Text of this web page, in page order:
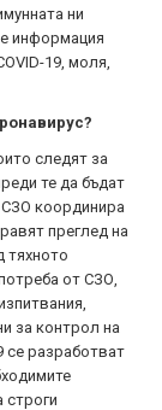
ни
информация
19, моля,
следят за
те да бъдат
координира
преглед на
тяхното
от СЗО,
за контрол на
се разработват
строги